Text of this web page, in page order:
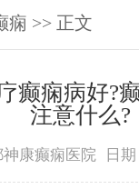
痫 >> 正文
癫痫病好?
注意什么?
康癫痫医院 日